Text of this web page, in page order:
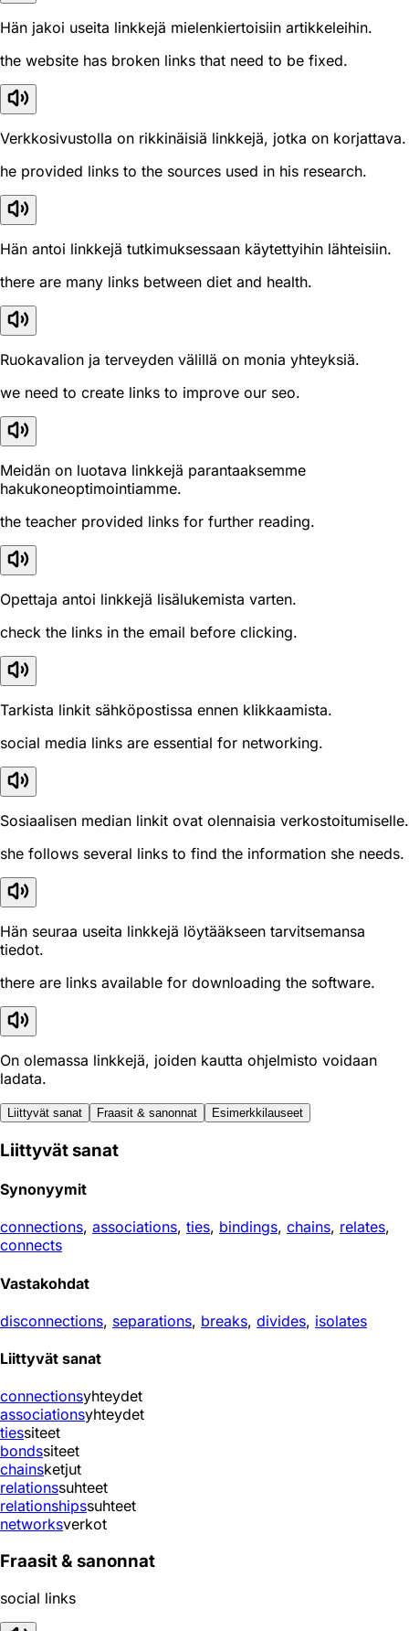
Hän jakoi useita linkkejä mielenkiertoisiin artikkeleihin.
the website has broken links that need to be fixed.
Verkkosivustolla on rikkinäisiä linkkejä, jotka on korjattava.
he provided links to the sources used in his research.
Hän antoi linkkejä tutkimuksessaan käytettyihin lähteisiin.
there are many links between diet and health.
Ruokavalion ja terveyden välillä on monia yhteyksiä.
we need to create links to improve our seo.
Meidän on luotava linkkejä parantaaksemme
hakukoneoptimointiamme.
the teacher provided links for further reading.
Opettaja antoi linkkejä lisälukemista varten.
check the links in the email before clicking.
Tarkista linkit sähköpostissa ennen klikkaamista.
social media links are essential for networking.
Sosiaalisen median linkit ovat olennaisia verkostoitumiselle.
she follows several links to find the information she needs.
Hän seuraa useita linkkejä löytääkseen tarvitsemansa
tiedot.
there are links available for downloading the software.
On olemassa linkkejä, joiden kautta ohjelmisto voidaan
ladata.
Liittyvät sanat Fraasit & sanonnat Esimerkkilauseet
Liittyvät sanat
Synonyymit
connections, associations, ties, bindings, chains, relates,
connects
Vastakohdat
disconnections, separations, breaks, divides, isolates
Liittyvät sanat
connectionsyhteydet
associationsyhteydet
tiessiteet
bondssiteet
chainsketjut
relationssuhteet
relationshipssuhteet
networksverkot
Fraasit & sanonnat
social links